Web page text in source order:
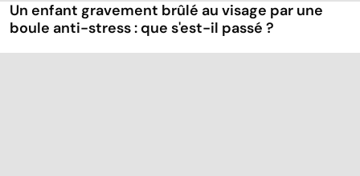
Un enfant gravement brûlé au visage par une
boule anti-stress : que s'est-il passé ?